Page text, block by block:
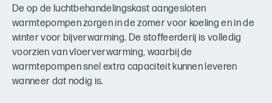
De op de luchtbehandelingskast aangesloten
warmtepompen zorgen in de zomer voor koeling en in de
winter voor bijverwarming. De stoffeerderij is volledig
voorzien van vloerverwarming, waarbij de
warmtepompen snel extra capaciteit kunnen leveren
wanneer dat nodig is.